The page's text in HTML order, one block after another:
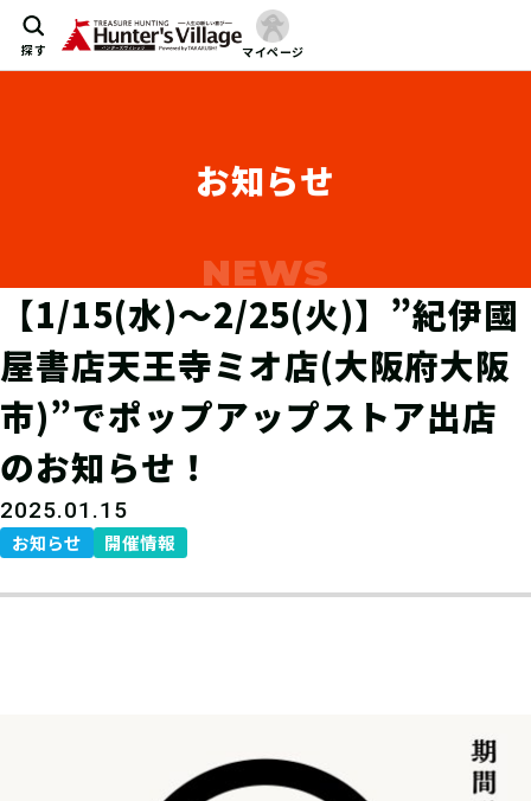
探す マイページ
お知らせ
【1/15(水)～2/25(火)】”紀伊國
屋書店天王寺ミオ店(大阪府大阪
市)”でポップアップストア出店
のお知らせ！
2025.01.15
お知らせ 開催情報